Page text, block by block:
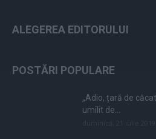
ALEGEREA EDITORULUI
POSTĂRI POPULARE
„Adio, țară de
umilit de...